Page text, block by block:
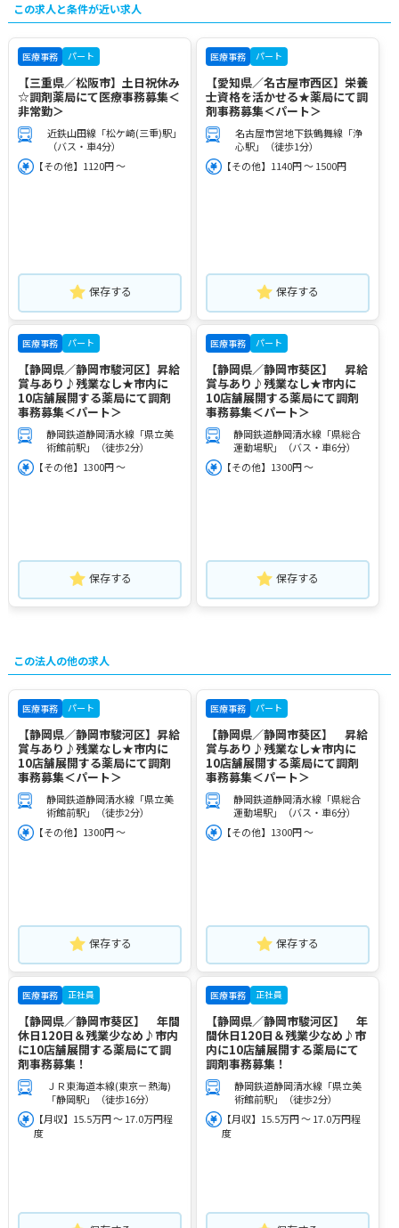
この求人と条件が近い求人
医療事務 パート
【三重県／松阪市】土日祝休み
☆調剤薬局にて医療事務募集＜
非常勤＞
近鉄山田線「松ケ崎(三重)駅」
（バス・車4分）
【その他】1120円 ～
保存する
医療事務 パート
【愛知県／名古屋市西区】栄養
士資格を活かせる★薬局にて調
剤事務募集＜パート＞
名古屋市営地下鉄鶴舞線「浄
心駅」（徒歩1分）
【その他】1140円 ～ 1500円
保存する
医療事務 パート
【静岡県／静岡市駿河区】昇給
賞与あり♪残業なし★市内に
10店舗展開する薬局にて調剤
事務募集＜パート＞
静岡鉄道静岡清水線「県立美
術館前駅」（徒歩2分）
【その他】1300円 ～
保存する
医療事務 パート
【静岡県／静岡市葵区】 昇給
賞与あり♪残業なし★市内に
10店舗展開する薬局にて調剤
事務募集＜パート＞
静岡鉄道静岡清水線「県総合
運動場駅」（バス・車6分）
【その他】1300円 ～
保存する
この法人の他の求人
医療事務 パート
【静岡県／静岡市駿河区】昇給
賞与あり♪残業なし★市内に
10店舗展開する薬局にて調剤
事務募集＜パート＞
静岡鉄道静岡清水線「県立美
術館前駅」（徒歩2分）
【その他】1300円 ～
保存する
医療事務 パート
【静岡県／静岡市葵区】 昇給
賞与あり♪残業なし★市内に
10店舗展開する薬局にて調剤
事務募集＜パート＞
静岡鉄道静岡清水線「県総合
運動場駅」（バス・車6分）
【その他】1300円 ～
保存する
医療事務 正社員
【静岡県／静岡市葵区】 年間
休日120日＆残業少なめ♪市内
に10店舗展開する薬局にて調
剤事務募集！
ＪＲ東海道本線(東京－熱海)
「静岡駅」（徒歩16分）
【月収】15.5万円 ～ 17.0万円程
度
医療事務 正社員
【静岡県／静岡市駿河区】 年
間休日120日＆残業少なめ♪市
内に10店舗展開する薬局にて
調剤事務募集！
静岡鉄道静岡清水線「県立美
術館前駅」（徒歩2分）
【月収】15.5万円 ～ 17.0万円程
度